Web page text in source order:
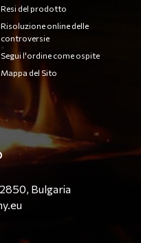
Resi del prodotto
Risoluzione online delle
controversie
Segui l'ordine come ospite
Mappa del Sito
Bulgaria